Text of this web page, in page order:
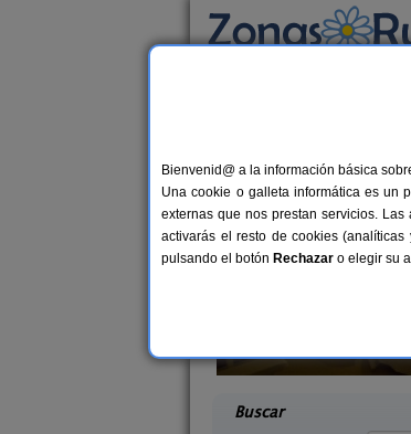
Casas
25 €
Buscar
Bienvenid@ a la información básica
Una cookie o galleta informática es un
externas que nos prestan servicios.
activarás el resto de cookies
pulsando el botón Rechazar o elegir su